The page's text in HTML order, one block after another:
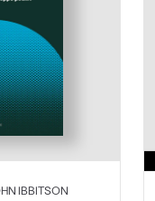
IBBITSON